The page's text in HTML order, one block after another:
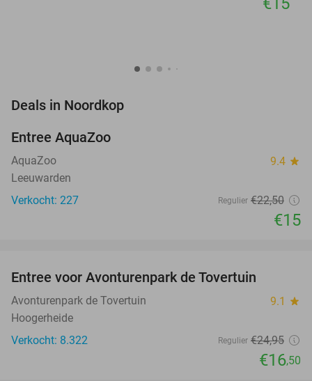
Deals in Noordkop
TODAY
Entree AquaZoo
AquaZoo 9.4 star
Leeuwarden
Verkocht: 227
Regulier €22,50
€15
TODAY
Entree voor Avonturenpark de Tovertuin
Avonturenpark de Tovertuin 9.1 star
Hoogerheide
Verkocht: 8.322
Regulier €24,95
€16,50